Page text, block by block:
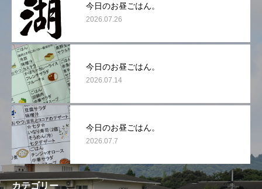
今日のお昼ごはん。
2026.07.26
今日のお昼ごはん。
2026.07.14
今日のお昼ごはん。
2026.07.7
カテゴリー